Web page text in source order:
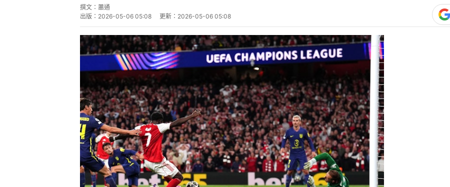
出版： 2026-05-06 05:08